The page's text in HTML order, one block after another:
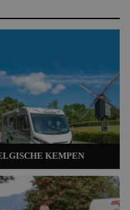
KEMPEN